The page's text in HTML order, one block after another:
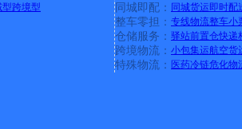
型跨境型 同城即配： 同城货运即时配
整车零担： 专线物流整车小
仓储服务： 驿站前置仓快递
跨境物流： 小包集运航空货
特殊物流： 医药冷链危化物